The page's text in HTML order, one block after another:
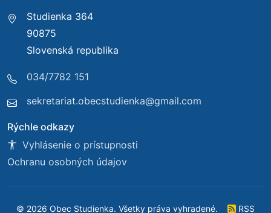
Studienka 364
90875
Slovenská republika
034/7782 151
sekretariat.obecstudienka@gmail.com
Rýchle odkazy
Vyhlásenie o prístupnosti
Ochranu osobných údajov
© 2026 Obec Studienka. Všetky práva vyhradené. RSS